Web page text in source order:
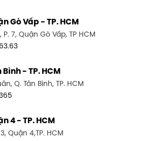
Gò Vấp - TP. HCM
7, Quận Gò Vấp, TP HCM
- TP. HCM
Q. Tân Bình, TP. HCM
4 - TP. HCM
Quận 4,TP. HCM